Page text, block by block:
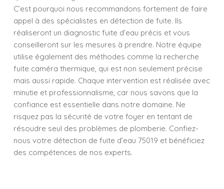
C’est pourquoi nous recommandons fortement de faire
appel à des spécialistes en détection de fuite. Ils
réaliseront un diagnostic fuite d’eau précis et vous
conseilleront sur les mesures à prendre. Notre équipe
utilise également des méthodes comme la recherche
fuite caméra thermique, qui est non seulement précise
mais aussi rapide. Chaque intervention est réalisée avec
minutie et professionnalisme, car nous savons que la
confiance est essentielle dans notre domaine. Ne
risquez pas la sécurité de votre foyer en tentant de
résoudre seul des problèmes de plomberie. Confiez-
nous votre détection de fuite d’eau 75019 et bénéficiez
des compétences de nos experts.